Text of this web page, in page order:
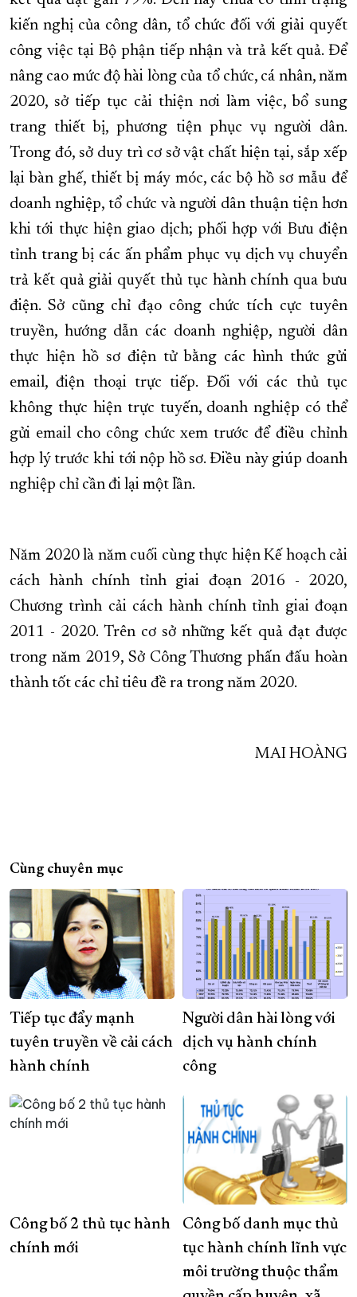
kiến nghị của công dân, tổ chức đối với giải quyết
công việc tại Bộ phận tiếp nhận và trả kết quả. Để
nâng cao mức độ hài lòng của tổ chức, cá nhân, năm
2020, sở tiếp tục cải thiện nơi làm việc, bổ sung
trang thiết bị, phương tiện phục vụ người dân.
Trong đó, sở duy trì cơ sở vật chất hiện tại, sắp xếp
lại bàn ghế, thiết bị máy móc, các bộ hồ sơ mẫu để
doanh nghiệp, tổ chức và người dân thuận tiện hơn
khi tới thực hiện giao dịch; phối hợp với Bưu điện
tỉnh trang bị các ấn phẩm phục vụ dịch vụ chuyển
trả kết quả giải quyết thủ tục hành chính qua bưu
điện. Sở cũng chỉ đạo công chức tích cực tuyên
truyền, hướng dẫn các doanh nghiệp, người dân
thực hiện hồ sơ điện tử bằng các hình thức gửi
email, điện thoại trực tiếp. Đối với các thủ tục
không thực hiện trực tuyến, doanh nghiệp có thể
gửi email cho công chức xem trước để điều chỉnh
hợp lý trước khi tới nộp hồ sơ. Điều này giúp doanh
nghiệp chỉ cần đi lại một lần.
Năm 2020 là năm cuối cùng thực hiện Kế hoạch cải
cách hành chính tỉnh giai đoạn 2016 - 2020,
Chương trình cải cách hành chính tỉnh giai đoạn
2011 - 2020. Trên cơ sở những kết quả đạt được
trong năm 2019, Sở Công Thương phấn đấu hoàn
thành tốt các chỉ tiêu đề ra trong năm 2020.
MAI HOÀNG
Cùng chuyên mục
Tiếp tục đẩy mạnh
tuyên truyền về cải cách
hành chính
Người dân hài lòng với
dịch vụ hành chính
công
Công bố 2 thủ tục hành
chính mới
Công bố danh mục thủ
tục hành chính lĩnh vực
môi trường thuộc thẩm